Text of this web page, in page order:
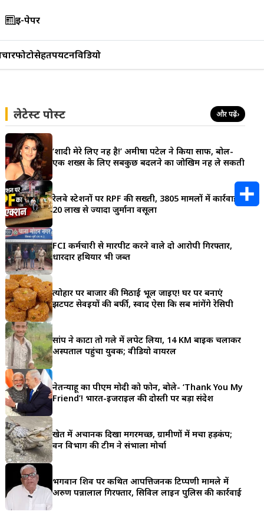
ई-पेपर
फोटोसेहतपर्यटनविडियो
लेटेस्ट पोस्ट और पढ़ें›
‘शादी मेरे लिए नहीं है!’ अमीषा पटेल ने किया साफ, बोलीं-
एक शख्स के लिए सबकुछ बदलने का जोखिम नहीं ले सकती
रेलवे स्टेशनों पर RPF की सख्ती, 3805 मामलों में कार्रवाई;
20 लाख से ज्यादा जुर्माना वसूला
FCI कर्मचारी से मारपीट करने वाले दो आरोपी गिरफ्तार,
धारदार हथियार भी जब्त
त्योहार पर बाजार की मिठाई भूल जाइए! घर पर बनाएं
झटपट सेवइयों की बर्फी, स्वाद ऐसा कि सब मांगेंगे रेसिपी
सांप ने काटा तो गले में लपेट लिया, 14 KM बाइक चलाकर
अस्पताल पहुंचा युवक; वीडियो वायरल
नेतन्याहू का पीएम मोदी को फोन, बोले- ‘Thank You My
Friend’! भारत-इजराइल की दोस्ती पर बड़ा संदेश
खेत में अचानक दिखा मगरमच्छ, ग्रामीणों में मचा हड़कंप;
वन विभाग की टीम ने संभाला मोर्चा
भगवान शिव पर कथित आपत्तिजनक टिप्पणी मामले में
अरुण पन्नालाल गिरफ्तार, सिविल लाइन पुलिस की कार्रवाई